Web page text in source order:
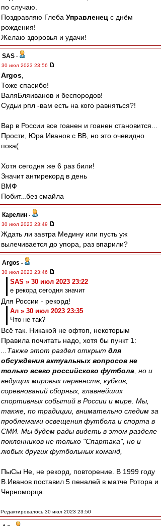
по случаю.
Поздравляю Глеба Управленец с днём
рождения!
Желаю здоровья и удачи!
SAS -
30 июл 2023 23:56
Argos
Тоже спасибо!
ВаляБляиванов и беспородов!
Судьи рпл -вам есть на кого равняться?!
Вар в России все гоанен и гоанен становится...
Прости, Юра Иванов с ВВ, но это очевидно
пока(
Хотя сегодня же 6 раз били!
Значит антирекорд в день
ВМФ
Побит...без смайла
Карелин -
30 июл 2023 23:49
Ждать ли завтра Медину или пусть уж
вылечивается до упора, раз впарили?
Argos -
30 июл 2023 23:46
SAS » 30 июл 2023 23:22
е рекорд сегодня значит
Для России - рекорд!
Ал » 30 июл 2023 23:35
Что не так?
Всё так. Никакой не офтоп, некоторым
Правила почитать надо, хотя бы пункт 1:
...Также этот раздел открыт для
обсуждения актуальных вопросов не
только всего российского футбола , но и
ведущих мировых первенств, кубков,
соревнований сборных, главнейших
спортивных событий в России и мире. Мы,
также, по традиции, внимательно следим за
проблемами освещения футбола и спорта в
СМИ. Мы будем рады видеть в этом разделе
поклонников не только "Спартака", но и
любых других футбольных команд,
ПыСы Не, не рекорд, повторение. В 1999 году
В.Иванов поставил 5 пеналей в матче Ротора и
Черноморца.
Редактировалось 30 июл 2023 23:50